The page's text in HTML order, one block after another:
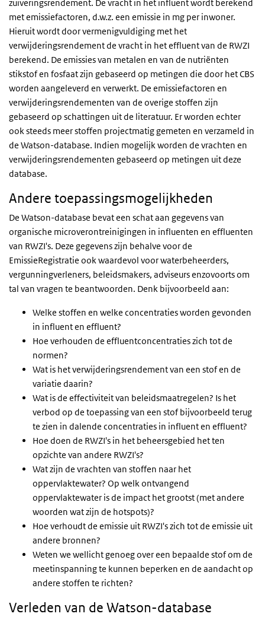
zuiveringsrendement. De vracht in het influent wordt berekend
met emissiefactoren, d.w.z. een emissie in mg per inwoner.
Hieruit wordt door vermenigvuldiging met het
verwijderingsrendement de vracht in het effluent van de RWZI
berekend. De emissies van metalen en van de nutriënten
stikstof en fosfaat zijn gebaseerd op metingen die door het CBS
worden aangeleverd en verwerkt. De emissiefactoren en
verwijderingsrendementen van de overige stoffen zijn
gebaseerd op schattingen uit de literatuur. Er worden echter
ook steeds meer stoffen projectmatig gemeten en verzameld in
de Watson-database. Indien mogelijk worden de vrachten en
verwijderingsrendementen gebaseerd op metingen uit deze
database.
Andere toepassingsmogelijkheden
De Watson-database bevat een schat aan gegevens van
organische microverontreinigingen in influenten en effluenten
van RWZI's. Deze gegevens zijn behalve voor de
EmissieRegistratie ook waardevol voor waterbeheerders,
vergunningverleners, beleidsmakers, adviseurs enzovoorts om
tal van vragen te beantwoorden. Denk bijvoorbeeld aan:
Welke stoffen en welke concentraties worden gevonden
in influent en effluent?
Hoe verhouden de effluentconcentraties zich tot de
normen?
Wat is het verwijderingsrendement van een stof en de
variatie daarin?
Wat is de effectiviteit van beleidsmaatregelen? Is het
verbod op de toepassing van een stof bijvoorbeeld terug
te zien in dalende concentraties in influent en effluent?
Hoe doen de RWZI's in het beheersgebied het ten
opzichte van andere RWZI's?
Wat zijn de vrachten van stoffen naar het
oppervlaktewater? Op welk ontvangend
oppervlaktewater is de impact het grootst (met andere
woorden wat zijn de hotspots)?
Hoe verhoudt de emissie uit RWZI's zich tot de emissie uit
andere bronnen?
Weten we wellicht genoeg over een bepaalde stof om de
meetinspanning te kunnen beperken en de aandacht op
andere stoffen te richten?
Verleden van de Watson-database